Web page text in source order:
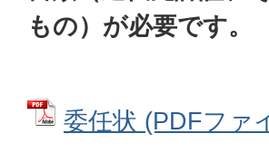
もの）が必要です。
委任状 (PDFファ